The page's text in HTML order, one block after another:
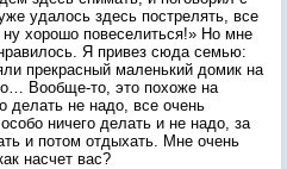
удалось здесь пострелять, все
хорошо повеселиться!» Но мне
Я привез сюда семью:
прекрасный маленький домик на
Вообще-то, это похоже на
делать не надо, все очень
ничего делать и не надо, за
и потом отдыхать. Мне очень
насчет вас?